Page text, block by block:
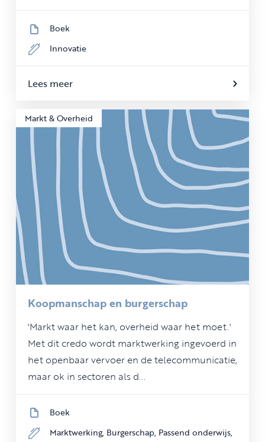
Boek
Innovatie
Lees meer
Markt & Overheid
Koopmanschap en burgerschap
'Markt waar het kan, overheid waar het moet.'
Met dit credo wordt marktwerking ingevoerd in
het openbaar vervoer en de telecommunicatie,
maar ok in sectoren als d...
Boek
Marktwerking, Burgerschap, Passend onderwijs,